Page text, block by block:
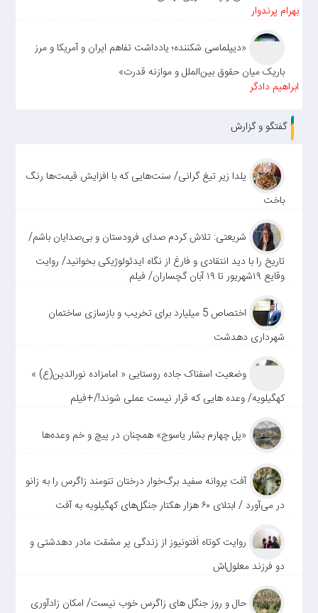
بهرام پرندوار
«دیپلماسی شکننده؛ یادداشت تفاهم ایران و آمریکا و مرز
باریک میان حقوق بین‌الملل و موازنه قدرت»
ابراهیم دادگر
گفتگو و گزارش
یلدا زیر تیغ گرانی/ سنت‌هایی که با افزایش قیمت‌ها رنگ
باخت
شریعتی: تلاش کردم صدای فرودستان و بی‌صدایان باشم/
تاریخ را با دید انتقادی و فارغ از نگاه ایدئولوژیکی بخوانید/ روایت
وقایع ۱۹شهریور تا ۱۹ آبان گچساران/ فیلم
اختصاص 5 میلیارد برای تخریب و بازسازی ساختمان
شهرداری دهدشت
وضعیت اسفناک جاده روستایی « امامزاده نورالدین(ع) »
کهگیلویه/ وعده هایی که قرار نیست عملی شوند!/+فیلم
«پل چهارم بشار یاسوج» همچنان در پیچ و خم وعده‌ها
آفت پروانه سفید برگ‌خوار درختان تنومند زاگرس را به زانو
در می‌آورد / ابتلای ۶۰ هزار هکتار جنگل‌های کهگیلویه به آفت
روایت کوتاه اَفتونیوز از زندگی پر مشقت مادر دهدشتی و
دو فرزند معلول‌اش
حال و روز جنگل های زاگرس خوب نیست/ امکان زادآوری